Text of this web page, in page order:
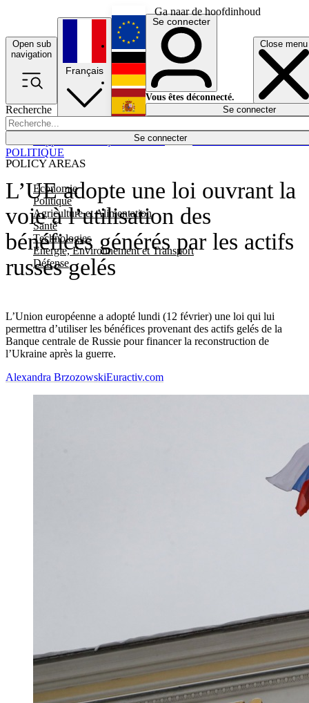
Ga naar de hoofdinhoud
Open sub
navigation
Close menu
Recherche
Se connecter
POLICY AREAS
Economie
Politique
Agriculture et Alimentation
Santé
Technologies
Energie, Environnement et Transport
Défense
Économie
Français
English
Deutsch
Español
Se connecter
Vous êtes déconnecté.
Se connecter
L’UE adopte une loi ouvrant la
voie à l’utilisation des
bénéfices générés par les actifs
russes gelés
L’Union européenne a adopté lundi (12 février) une loi qui lui
permettra d’utiliser les bénéfices provenant des actifs gelés de la
Banque centrale de Russie pour financer la reconstruction de
l’Ukraine après la guerre.
POLITIQUE
Alexandra BrzozowskiEuractiv.com